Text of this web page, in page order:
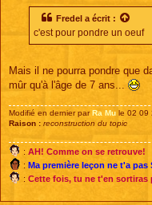
Fredel a écrit :
c'est pour pondre un oeuf
Mais il ne pourra pondre que
mûr qu'à l'âge de 7 ans...
Modifié en dernier par Ra Mu le 02 09
Raison : reconstruction du topic
: AH! Comme on se retrouve!
: Ma première leçon ne t'a pas
: Cette fois, tu ne t'en sortiras